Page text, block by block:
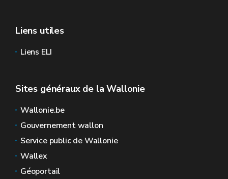
Liens utiles
Liens ELI
Sites généraux de la Wallonie
Wallonie.be
Gouvernement wallon
Service public de Wallonie
Wallex
Géoportail